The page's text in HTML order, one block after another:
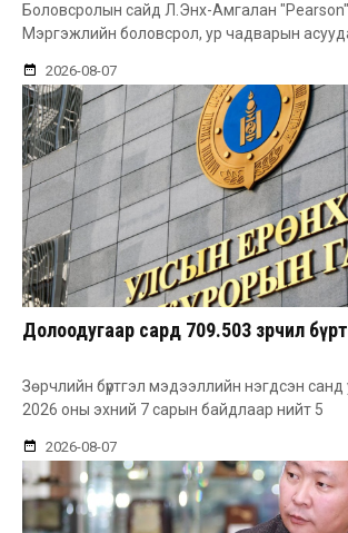
Боловсролын сайд Л.Энх-Амгалан
Мэргэжлийн боловсрол, ур чадварын
2026-08-07
Долоодугаар сард 709.503 зөрчил
Зөрчлийн бүртгэл мэдээллийн нэгдсэн
2026 оны эхний 7 сарын байдлаар нийт 5
2026-08-07